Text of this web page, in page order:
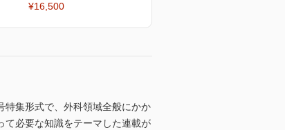
¥16,500
特集形式で、外科領域全般にかか
て必要な知識をテーマした連載が